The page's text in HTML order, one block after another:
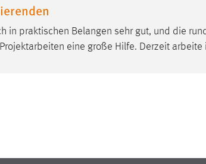
in praktischen Belangen sehr gut, und die
eine große Hilfe. Derzeit arbeite
Seitenauslieferung wird
gespeichert, ob man
Website.